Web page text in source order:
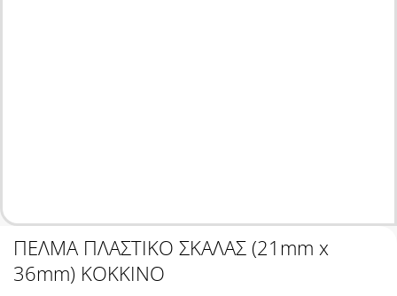
ΠΕΛΜΑ ΠΛΑΣΤΙΚΟ ΣΚΑΛΑΣ (21mm x
36mm) ΚΟΚΚΙΝΟ